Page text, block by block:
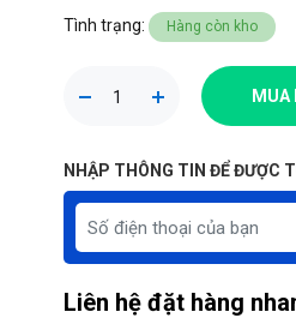
Tình trạng: Hàng còn kho
MUA
NHẬP THÔNG TIN ĐỂ ĐƯỢC
Liên hệ đặt hàng